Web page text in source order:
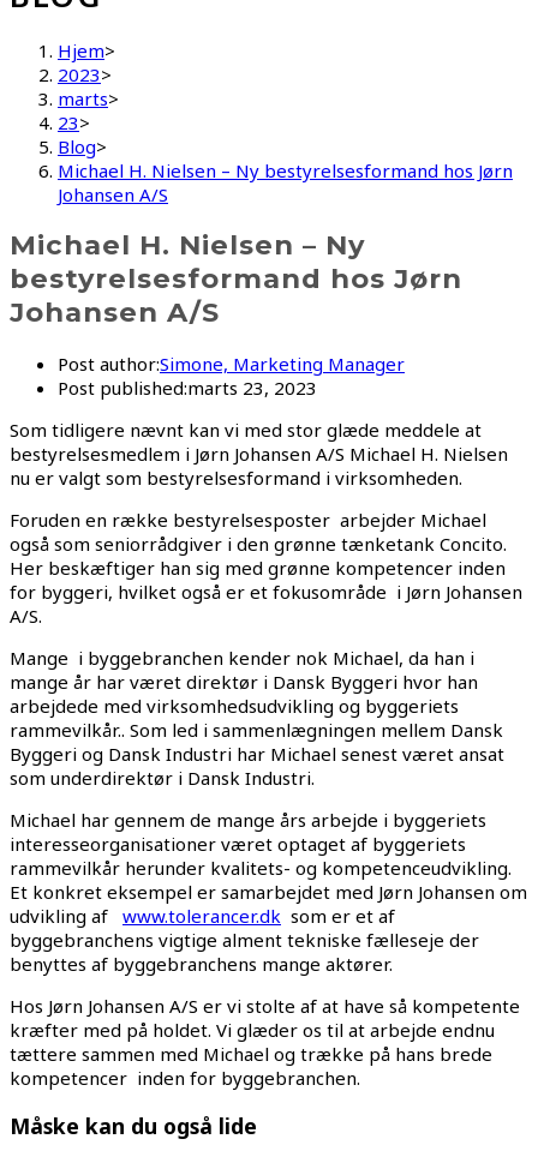
Hjem>
2023>
marts>
23>
Blog>
Michael H. Nielsen – Ny bestyrelsesformand hos Jørn
Johansen A/S
Michael H. Nielsen – Ny
bestyrelsesformand hos Jørn
Johansen A/S
Post author:Simone, Marketing Manager
Post published:marts 23, 2023
Som tidligere nævnt kan vi med stor glæde meddele at
bestyrelsesmedlem i Jørn Johansen A/S Michael H. Nielsen
nu er valgt som bestyrelsesformand i virksomheden.
Foruden en række bestyrelsesposter arbejder Michael
også som seniorrådgiver i den grønne tænketank Concito.
Her beskæftiger han sig med grønne kompetencer inden
for byggeri, hvilket også er et fokusområde i Jørn Johansen
A/S.
Mange i byggebranchen kender nok Michael, da han i
mange år har været direktør i Dansk Byggeri hvor han
arbejdede med virksomhedsudvikling og byggeriets
rammevilkår.. Som led i sammenlægningen mellem Dansk
Byggeri og Dansk Industri har Michael senest været ansat
som underdirektør i Dansk Industri.
Michael har gennem de mange års arbejde i byggeriets
interesseorganisationer været optaget af byggeriets
rammevilkår herunder kvalitets- og kompetenceudvikling.
Et konkret eksempel er samarbejdet med Jørn Johansen om
udvikling af www.tolerancer.dk som er et af
byggebranchens vigtige alment tekniske fælleseje der
benyttes af byggebranchens mange aktører.
Hos Jørn Johansen A/S er vi stolte af at have så kompetente
kræfter med på holdet. Vi glæder os til at arbejde endnu
tættere sammen med Michael og trække på hans brede
kompetencer inden for byggebranchen.
Måske kan du også lide